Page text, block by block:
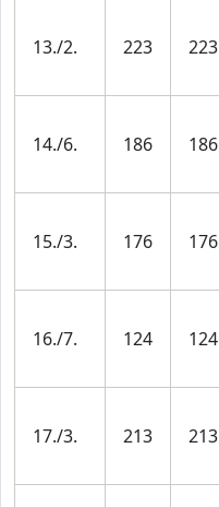
13./2. 223 223
14./6. 186 186
15./3. 176 176
16./7. 124 124
17./3. 213 213